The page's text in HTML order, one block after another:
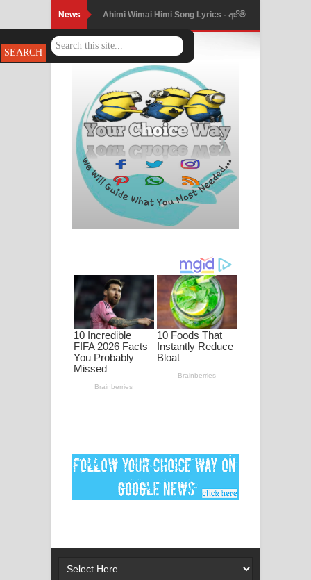
News Ahimi Wimai Himi Song Lyrics - අහිමි
විමයි හිමි ගීතයේ පද පෙළ
Mathaka Parana Song Lyrics - මතක
පාරනා ගීතයේ පද පෙළ
Nimnadhen Song Lyrics - නිම්නාදෙන්
ගීතයේ පද පෙළ
Obamai Mage Adare Song Lyrics -
ඔබමයි මගේ ආදරේ ගීතයේ පද පෙළ
ගීතයේ පද පෙළ
Ankeliya Song Lyrics - අංකෙළිය ගීතයේ
පද පෙළ
DEAR GOD Song Lyrics - ඩියර් ගෝඩ්
මනමාල කතා ගීතයේ පද පෙළ
Dai Dai Lyrics - Shakira, Burna Boy |
අම්මා ගීතයේ පද පෙළ